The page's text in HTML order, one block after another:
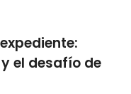
el desafío de